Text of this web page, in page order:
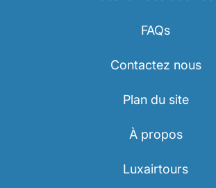
FAQs
Contactez nous
Plan du site
À propos
Luxairtours